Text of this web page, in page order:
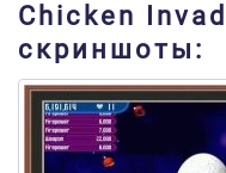
Chicken
скриншоты: